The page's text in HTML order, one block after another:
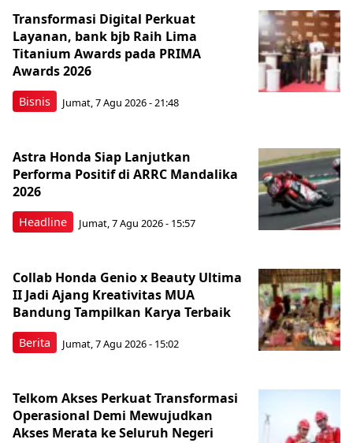
Bisnis
Transformasi Digital Perkuat
Layanan, bank bjb Raih Lima
Titanium Awards pada PRIMA
Awards 2026
Jumat, 7 Agu 2026 - 21:48
Headline
Astra Honda Siap Lanjutkan
Performa Positif di ARRC Mandalika
2026
Jumat, 7 Agu 2026 - 15:57
Berita
Collab Honda Genio x Beauty Ultima
II Jadi Ajang Kreativitas MUA
Bandung Tampilkan Karya Terbaik
Jumat, 7 Agu 2026 - 15:02
Telkom Akses Perkuat Transformasi
Operasional Demi Mewujudkan
Akses Merata ke Seluruh Negeri